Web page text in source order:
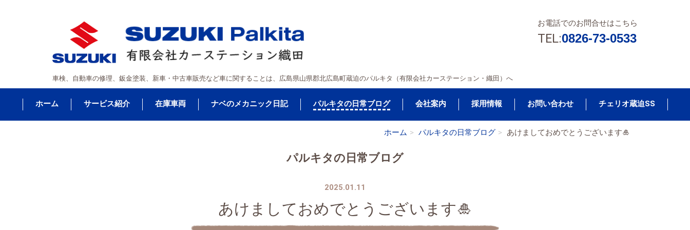
車検、自動車の修理、鈑金塗装、新車・中古車販売など車に関することは、広島県山県郡北広島町蔵迫のパルキタ（有限会社カーステーション・織田）へ
お電話でのお問合せはこちら
TEL:0826-73-0533
ホーム サービス紹介 在庫車両 ナベのメカニック日記 パルキタの日常ブログ 会社案内 採用情報 お問い合わせ チェリオ蔵迫SS
ホーム パルキタの日常ブログ あけましておめでとうございます🎍
パルキタの日常ブログ
2025.01.11
あけましておめでとうございます🎍